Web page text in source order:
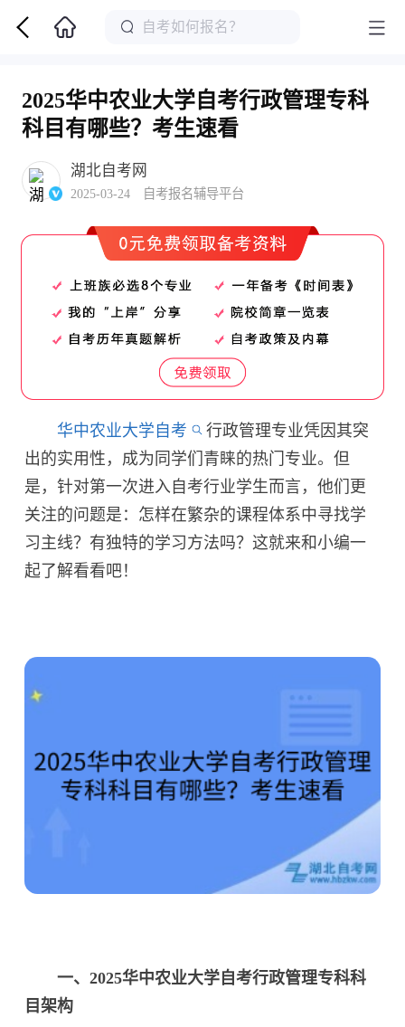
2025华中农业大学自考行政管理专科
科目有哪些？考生速看
湖北自考网
2025-03-24 自考报名辅导平台
华中农业大学自考
行政管理专业凭因其突
出的实用性，成为同学们青睐的热门专业。但
是，针对第一次进入自考行业学生而言，他们更
关注的问题是：怎样在繁杂的课程体系中寻找学
习主线？有独特的学习方法吗？这就来和小编一
起了解看看吧！
一、2025华中农业大学自考行政管理专科科
目架构